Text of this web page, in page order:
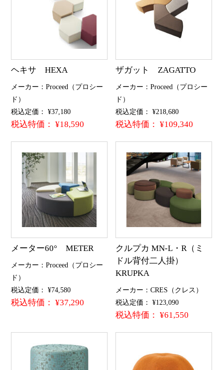
ヘキサ HEXA
メーカー：Proceed（プロシー
ド）
税込定価： ¥37,180
税込特価： ¥18,590
ザガット ZAGATTO
メーカー：Proceed（プロシー
ド）
税込定価： ¥218,680
税込特価： ¥109,340
メーター60° METER
メーカー：Proceed（プロシー
ド）
税込定価： ¥74,580
税込特価： ¥37,290
クルプカ MN-L・R（ミ
ドル背付二人掛）
KRUPKA
メーカー：CRES（クレス）
税込定価： ¥123,090
税込特価： ¥61,550